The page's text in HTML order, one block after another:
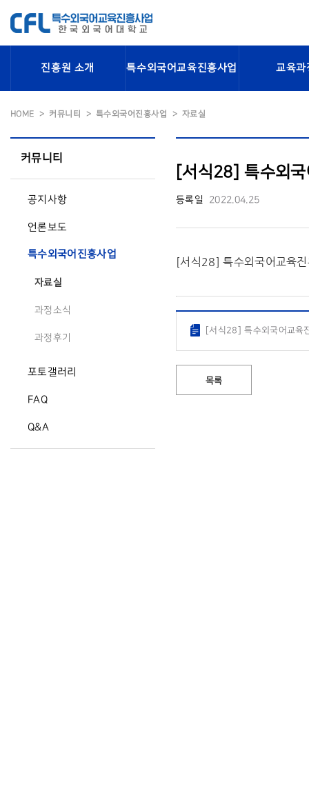
진흥원 소개 특수외국어교육진흥사업 교육과
HOME 커뮤니티 특수외국어진흥사업 자료실
커뮤니티
공지사항
언론보도
특수외국어진흥사업
자료실
과정소식
과정후기
포토갤러리
FAQ
Q&A
[서식28] 특수외
등록일 2022.04.25
[서식28] 특수외국어교육
[서식28] 특수외국어교육
목록